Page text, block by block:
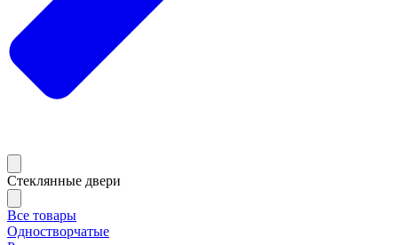
Стеклянные двери
Все товары
Одностворчатые